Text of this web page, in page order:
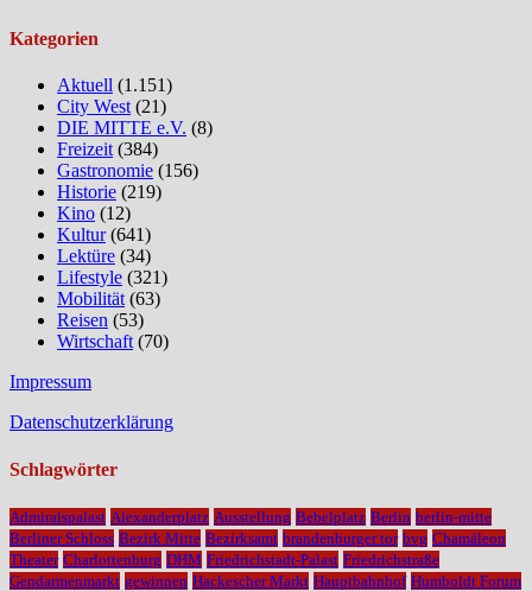
Kategorien
Aktuell (1.151)
City West (21)
DIE MITTE e.V. (8)
Freizeit (384)
Gastronomie (156)
Historie (219)
Kino (12)
Kultur(641)
Lektüre (34)
Lifestyle (321)
Mobilität (63)
Reisen (53)
Wirtschaft (70)
Impressum
Datenschutzerklärung
Schlagwörter
Admiralspalast Alexanderplatz Ausstellung Bebelplatz Berlin berlin-mitte
Berliner Schloss Bezirk Mitte Bezirksamt brandenburger tor bvg Chamäleon
Theater Charlottenburg DHM Friedrichstadt-Palast Friedrichstraße
Gendarmenmarkt gewinnen Hackescher Markt Hauptbahnhof Humboldt Forum